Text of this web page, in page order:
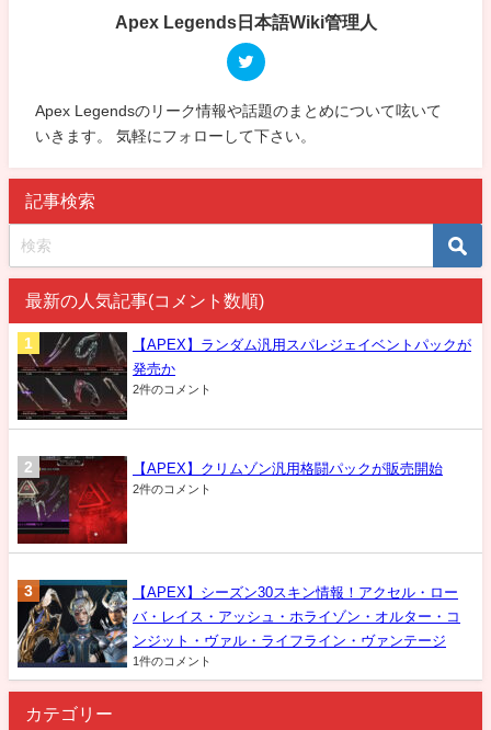
Apex Legends日本語Wiki管理人
Apex Legendsのリーク情報や話題のまとめについて呟いて
いきます。 気軽にフォローして下さい。
記事検索
最新の人気記事(コメント数順)
【APEX】ランダム汎用スパレジェイベントパックが
発売か
2件のコメント
【APEX】クリムゾン汎用格闘パックが販売開始
2件のコメント
【APEX】シーズン30スキン情報！アクセル・ロー
バ・レイス・アッシュ・ホライゾン・オルター・コ
ンジット・ヴァル・ライフライン・ヴァンテージ
1件のコメント
カテゴリー